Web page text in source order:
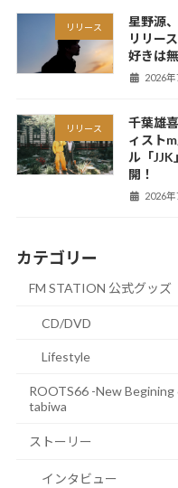
リリース
星野源
リリー
好きは
2026
リリース
千葉雄
ィスト
ル「
開！
2026
カテゴリー
FM STATION 公式グッズ
CD/DVD
Lifestyle
ROOTS66 -New
tabiwa
ストーリー
インタビュー